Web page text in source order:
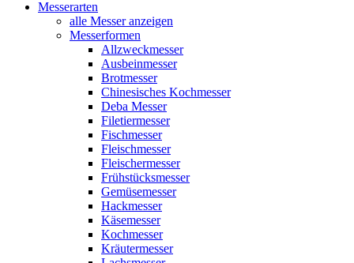
Messerarten
alle Messer anzeigen
Messerformen
Allzweckmesser
Ausbeinmesser
Brotmesser
Chinesisches Kochmesser
Deba Messer
Filetiermesser
Fischmesser
Fleischmesser
Fleischermesser
Frühstücksmesser
Gemüsemesser
Hackmesser
Käsemesser
Kochmesser
Kräutermesser